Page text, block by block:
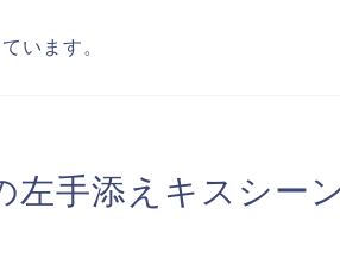
います。
左手添えキスシー